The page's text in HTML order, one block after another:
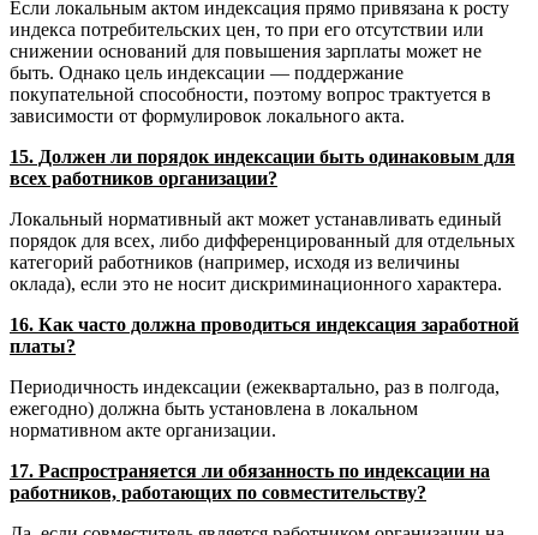
Если локальным актом индексация прямо привязана к росту
индекса потребительских цен, то при его отсутствии или
снижении оснований для повышения зарплаты может не
быть. Однако цель индексации — поддержание
покупательной способности, поэтому вопрос трактуется в
зависимости от формулировок локального акта.
15. Должен ли порядок индексации быть одинаковым для
всех работников организации?
Локальный нормативный акт может устанавливать единый
порядок для всех, либо дифференцированный для отдельных
категорий работников (например, исходя из величины
оклада), если это не носит дискриминационного характера.
16. Как часто должна проводиться индексация заработной
платы?
Периодичность индексации (ежеквартально, раз в полгода,
ежегодно) должна быть установлена в локальном
нормативном акте организации.
17. Распространяется ли обязанность по индексации на
работников, работающих по совместительству?